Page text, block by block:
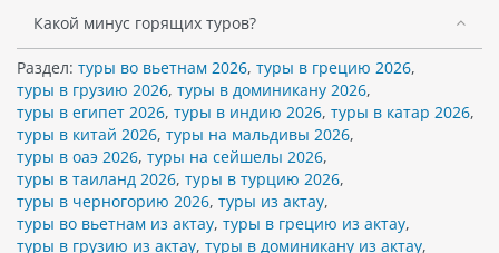
Какой минус горящих туров?
Раздел: туры во вьетнам 2026, туры в грецию 2026,
туры в грузию 2026, туры в доминикану 2026,
туры в египет 2026, туры в индию 2026, туры в катар 2026,
туры в китай 2026, туры на мальдивы 2026,
туры в оаэ 2026, туры на сейшелы 2026,
туры в таиланд 2026, туры в турцию 2026,
туры в черногорию 2026, туры из актау,
туры во вьетнам из актау, туры в грецию из актау,
туры в грузию из актау, туры в доминикану из актау,